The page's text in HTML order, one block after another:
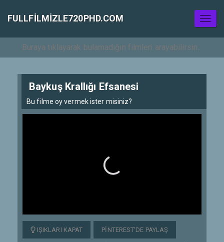
FULLFILMIZLE720PHD.COM
Baykuş Krallığı Efsanesi
Bu filme oy vermek ister misiniz?
IŞIKLARI KAPAT PINTEREST'DE PAYLAŞ